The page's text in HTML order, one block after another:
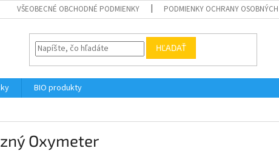
VŠEOBECNÉ OBCHODNÉ PODMIENKY PODMIENKY OCHRANY OSOBNÝCH
HĽADAŤ
BIO produkty
Oxymeter